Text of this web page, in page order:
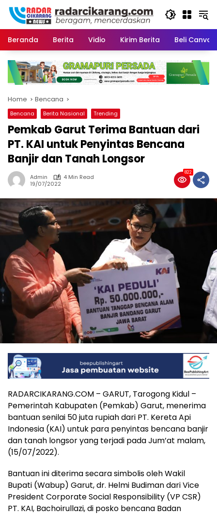
Skip
content
Beranda
Berita Vidio Kirim Berita Beli
Home Bencana
Bencana Berita Nasional Trending
Pemkab Garut Terima Bantuan dari
PT. KAI untuk Penyintas Bencana
Banjir dan Tanah Longsor
Admin
4 Min Read
19/07/2022
822
RADARCIKARANG.COM – GARUT, Tarogong Kidul –
Pemerintah Kabupaten (Pemkab) Garut, menerima
bantuan senilai 50 juta rupiah dari PT. Kereta Api
Indonesia (KAI) untuk para penyintas bencana banjir
dan tanah longsor yang terjadi pada Jum’at malam,
(15/07/2022).
Bantuan ini diterima secara simbolis oleh Wakil
Bupati (Wabup) Garut, dr. Helmi Budiman dari Vice
President Corporate Social Responsibility (VP CSR)
PT. KAI, Bachoirullazi, di posko bencana Badan